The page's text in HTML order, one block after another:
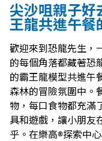
尖沙咀親子
王龍共進午餐
歡迎來到恐龍先生，
的每個角落都藏著恐
的霸王龍模型共進午
森林的冒險氛圍中。
物，每口食物都充滿
具和遊戲，讓小朋友
乎。在樂高®探索中